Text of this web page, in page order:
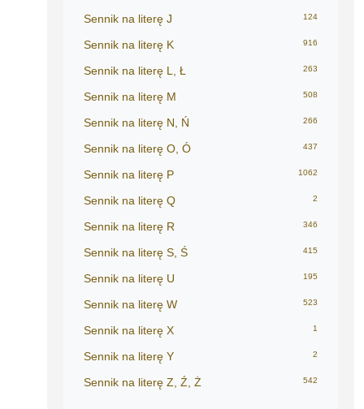
Sennik na literę J 124
Sennik na literę K 916
Sennik na literę L, Ł 263
Sennik na literę M 508
Sennik na literę N, Ń 266
Sennik na literę O, Ó 437
Sennik na literę P 1062
Sennik na literę Q 2
Sennik na literę R 346
Sennik na literę S, Ś 415
Sennik na literę U 195
Sennik na literę W 523
Sennik na literę X 1
Sennik na literę Y 2
Sennik na literę Z, Ź, Ż 542